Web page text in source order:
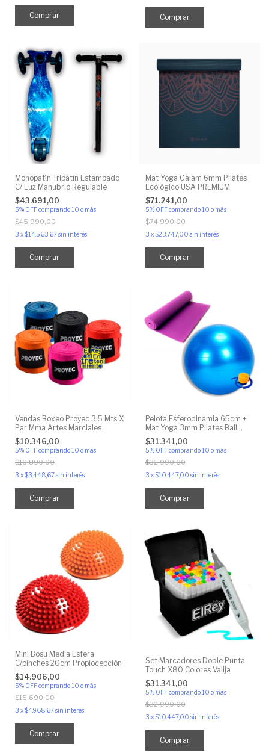
Comprar Comprar
Monopatín Tripatín Estampado
C/ Luz Manubrio Regulable
$43.691,00
5% OFFcomprando 10 o más
$45.990,00
3 x$14.563,67sin interés
Comprar
Mat Yoga Gaiam 6mm Pilates
Ecológico USA PREMIUM
$71.241,00
5% OFF comprando 10 o más
$74.990,00
3 x$23.747,00 sin interés
Comprar
Vendas Boxeo Proyec 3,5 Mts X
Par Mma Artes Marciales
$10.346,00
5% OFFcomprando 10 o más
$10.890,00
3 x$3.448,67sin interés
Comprar
Pelota Esferodinamia 65cm +
Mat Yoga 3mm Pilates Ball
Colchoneta
$31.341,00
5% OFF comprando 10 o más
$32.990,00
3 x$10.447,00 sin interés
Comprar
Mini Bosu Media Esfera
C/pinches 20cm Propiocepción
$14.906,00
5% OFFcomprando 10 o más
$15.690,00
3 x$4.968,67sin interés
Comprar
Set Marcadores Doble Punta
Touch X80 Colores Valija
$31.341,00
5% OFF comprando 10 o más
$32.990,00
3 x$10.447,00 sin interés
Comprar